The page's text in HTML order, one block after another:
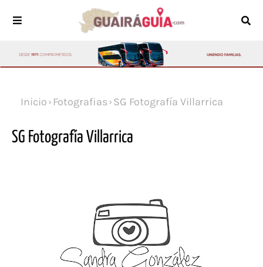
Inicio Fotografias SG Fotografía Villarrica
SG Fotografía Villarrica